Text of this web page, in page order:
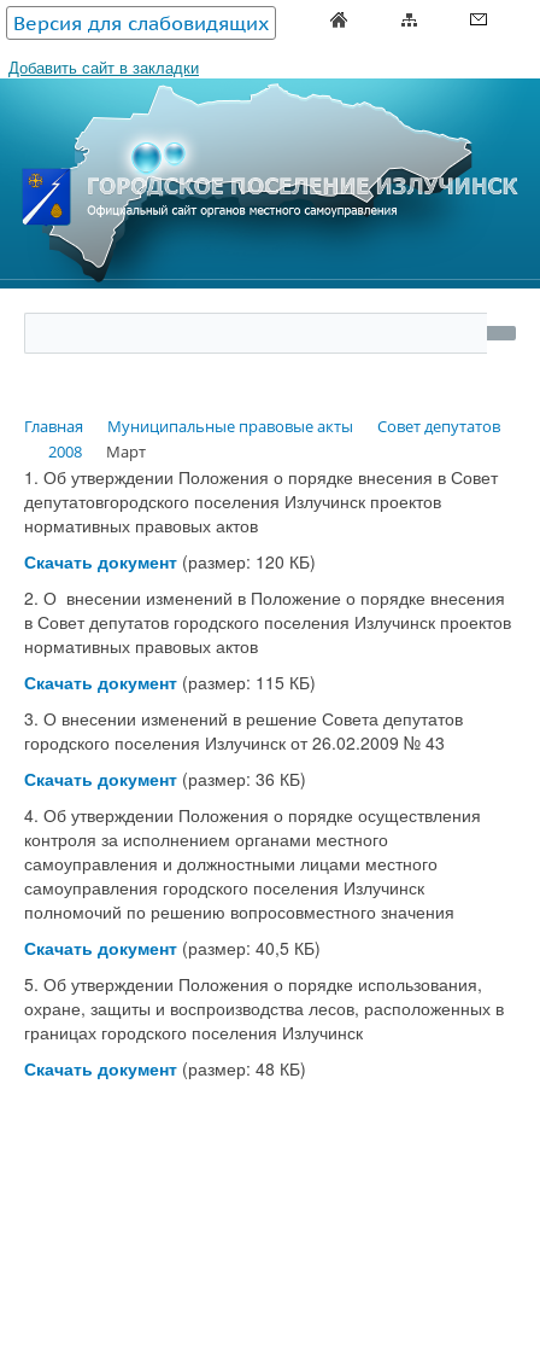
Версия для слабовидящих
Добавить сайт в закладки
Главная Муниципальные правовые акты
Совет депутатов
2008
Март
1. Об утверждении Положения о порядке внесения в Совет
депутатовгородского поселения Излучинск проектов
нормативных правовых актов
Скачать документ (размер: 120 КБ)
2. О внесении изменений в Положение о порядке внесения
в Совет депутатов городского поселения Излучинск проектов
нормативных правовых актов
Скачать документ (размер: 115 КБ)
3. О внесении изменений в решение Совета депутатов
городского поселения Излучинск от 26.02.2009 № 43
Скачать документ (размер: 36 КБ)
4. Об утверждении Положения о порядке осуществления
контроля за исполнением органами местного
самоуправления и должностными лицами местного
самоуправления городского поселения Излучинск
полномочий по решению вопросовместного значения
Скачать документ (размер: 40,5 КБ)
5. Об утверждении Положения о порядке использования,
охране, защиты и воспроизводства лесов, расположенных в
границах городского поселения Излучинск
Скачать документ (размер: 48 КБ)